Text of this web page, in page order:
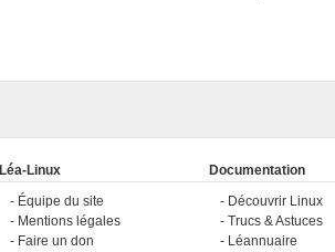
Léa-Linux
Équipe du site
Mentions légales
Faire un don
Documentation
Découvrir Linux
Trucs & Astuces
Léannuaire